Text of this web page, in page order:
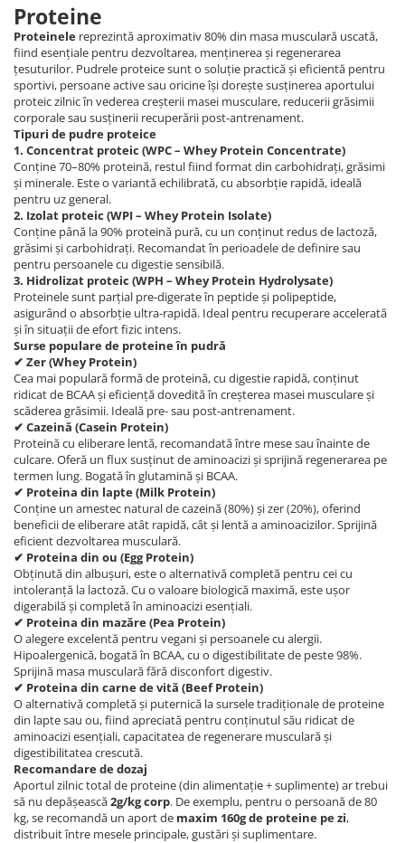
Proteine
Proteinele reprezintă aproximativ 80% din masa musculară uscată,
fiind esențiale pentru dezvoltarea, menținerea și regenerarea
țesuturilor. Pudrele proteice sunt o soluție practică și eficientă pentru
sportivi, persoane active sau oricine își dorește susținerea aportului
proteic zilnic în vederea creșterii masei musculare, reducerii grăsimii
corporale sau susținerii recuperării post-antrenament.
Tipuri de pudre proteice
1. Concentrat proteic (WPC – Whey Protein Concentrate)
Conține 70–80% proteină, restul fiind format din carbohidrați, grăsimi
și minerale. Este o variantă echilibrată, cu absorbție rapidă, ideală
pentru uz general.
2. Izolat proteic (WPI – Whey Protein Isolate)
Conține până la 90% proteină pură, cu un conținut redus de lactoză,
grăsimi și carbohidrați. Recomandat în perioadele de definire sau
pentru persoanele cu digestie sensibilă.
3. Hidrolizat proteic (WPH – Whey Protein Hydrolysate)
Proteinele sunt parțial pre-digerate în peptide și polipeptide,
asigurând o absorbție ultra-rapidă. Ideal pentru recuperare accelerată
și în situații de efort fizic intens.
Surse populare de proteine în pudră
✔ Zer (Whey Protein)
Cea mai populară formă de proteină, cu digestie rapidă, conținut
ridicat de BCAA și eficiență dovedită în creșterea masei musculare și
scăderea grăsimii. Ideală pre- sau post-antrenament.
✔ Cazeină (Casein Protein)
Proteină cu eliberare lentă, recomandată între mese sau înainte de
culcare. Oferă un flux susținut de aminoacizi și sprijină regenerarea pe
termen lung. Bogată în glutamină și BCAA.
✔ Proteina din lapte (Milk Protein)
Conține un amestec natural de cazeină (80%) și zer (20%), oferind
beneficii de eliberare atât rapidă, cât și lentă a aminoacizilor. Sprijină
eficient dezvoltarea musculară.
✔ Proteina din ou (Egg Protein)
Obținută din albușuri, este o alternativă completă pentru cei cu
intoleranță la lactoză. Cu o valoare biologică maximă, este ușor
digerabilă și completă în aminoacizi esențiali.
✔ Proteina din mazăre (Pea Protein)
O alegere excelentă pentru vegani și persoanele cu alergii.
Hipoalergenică, bogată în BCAA, cu o digestibilitate de peste 98%.
Sprijină masa musculară fără disconfort digestiv.
✔ Proteina din carne de vită (Beef Protein)
O alternativă completă și puternică la sursele tradiționale de proteine
din lapte sau ou, fiind apreciată pentru conținutul său ridicat de
aminoacizi esențiali, capacitatea de regenerare musculară și
digestibilitatea crescută.
Recomandare de dozaj
Aportul zilnic total de proteine (din alimentație + suplimente) ar trebui
să nu depășească2g/kg corp. De exemplu, pentru o persoană de 80
kg, se recomandă un aport de maxim 160g de proteine pe zi,
distribuit între mesele principale, gustări și suplimentare.